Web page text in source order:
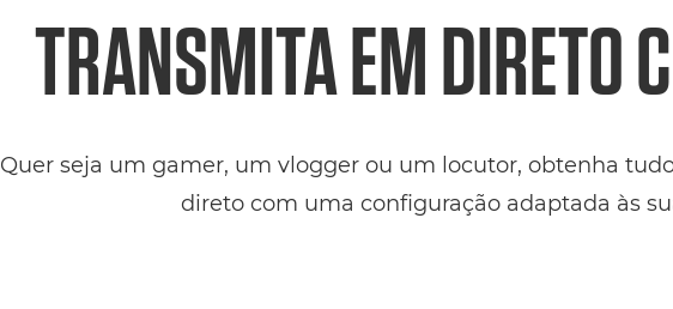
TRANSMITA EM DIRETO
Quer seja um gamer, um vlogger ou um locutor, obtenha
direto com uma configuração adaptada às